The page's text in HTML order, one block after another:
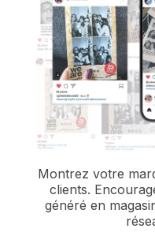
Montrez votre
clients.
généré en